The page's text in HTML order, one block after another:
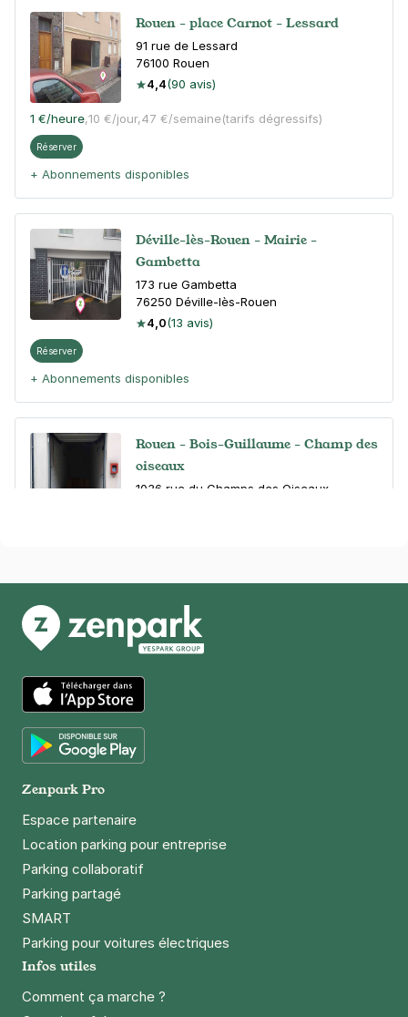
Rouen - place Carnot - Lessard
91 rue de Lessard
76100 Rouen
4,4(90 avis)
1 €/heure,10 €/jour,47 €/semaine(tarifs dégressifs)
Réserver
+ Abonnements disponibles
Déville-lès-Rouen - Mairie -
Gambetta
173 rue Gambetta
76250 Déville-lès-Rouen
4,0(13 avis)
Réserver
+ Abonnements disponibles
Rouen - Bois-Guillaume - Champ des
oiseaux
1036 rue du Champs des Oiseaux
+ Abonnements disponibles
Trianon - Jardin des Plantes - Léon
17 rue du commerce
76300
Réserver
Rouen - Parc Grammont - boulevard
76100Rouen
App Store
Zenpark Pro
Espace partenaire
Location parking pour entreprise
Parking collaboratif
Parking partagé
SMART
Parking pour voitures électriques
Infos utiles
Comment ça marche ?